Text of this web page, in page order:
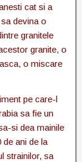
cat si a
devina o
granitele
granite, o
o miscare
pe care-l
sa fie un
si dea mainile
de ani de la
strainilor, sa